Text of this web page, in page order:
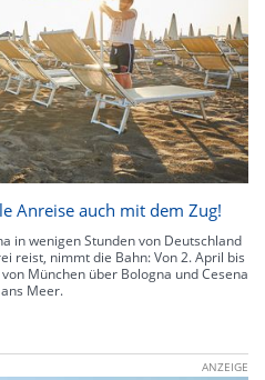
Anreise auch mit dem Zug!
in wenigen Stunden von Deutschland
reist, nimmt die Bahn: Von 2. April bis
München über Bologna und Cesena
Meer.
ANZEIGE